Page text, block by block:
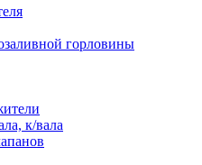
горловины
к/вала